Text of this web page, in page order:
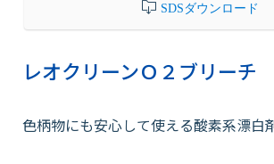
レオクリーンＯ２ブリーチ
色柄物にも安心して使える酸素系漂白
SDSダウンロード